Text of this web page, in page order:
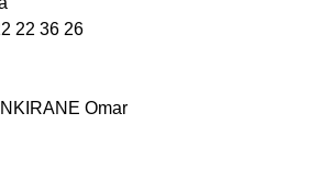
22 36 26
Omar